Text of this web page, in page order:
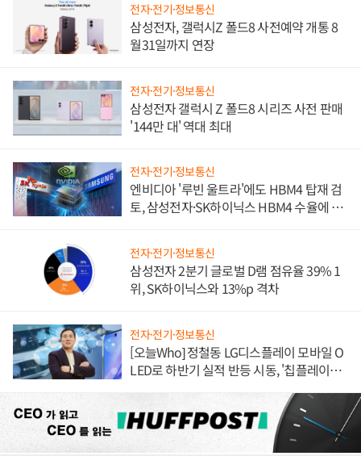
전자·전기·정보통신
삼성전자, 갤럭시Z 폴드8 사전예약 개통 8
월31일까지 연장
전자·전기·정보통신
삼성전자 갤럭시 Z 폴드8 시리즈 사전 판매
'144만 대' 역대 최대
전자·전기·정보통신
엔비디아 '루빈 울트라'에도 HBM4 탑재 검
토, 삼성전자·SK하이닉스 HBM4 수율에 주
전자·전기·정보통신
삼성전자 2분기 글로벌 D램 점유율 39% 1
위, SK하이닉스와 13%p 격차
전자·전기·정보통신
[오늘Who] 정철동 LG디스플레이 모바일 O
LED로 하반기 실적 반등 시동, '칩플레이